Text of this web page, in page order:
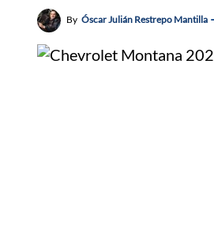
By Óscar Julián Restrepo Mantilla